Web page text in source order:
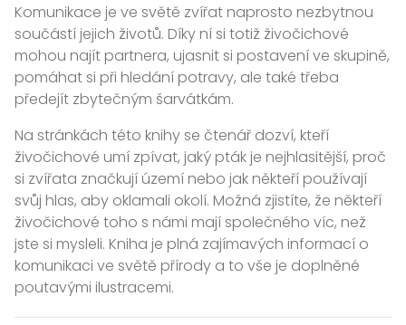
Komunikace je ve světě zvířat naprosto nezbytnou
součástí jejich životů. Díky ní si totiž živočichové
mohou najít partnera, ujasnit si postavení ve skupině,
pomáhat si při hledání potravy, ale také třeba
předejít zbytečným šarvátkám.
Na stránkách této knihy se čtenář dozví, kteří
živočichové umí zpívat, jaký pták je nejhlasitější, proč
si zvířata značkují území nebo jak někteří používají
svůj hlas, aby oklamali okolí. Možná zjistíte, že někteří
živočichové toho s námi mají společného víc, než
jste si mysleli. Kniha je plná zajímavých informací o
komunikaci ve světě přírody a to vše je doplněné
poutavými ilustracemi.